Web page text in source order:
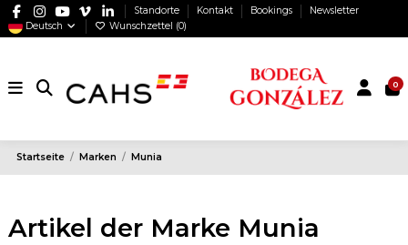
Standorte Kontakt Bookings
Newsletter
Deutsch
Wunschzettel (0)
0
Startseite Marken Munia
Artikel der Marke Munia